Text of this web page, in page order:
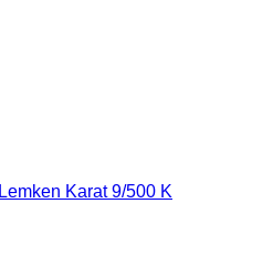
Lemken Karat 9/500 K